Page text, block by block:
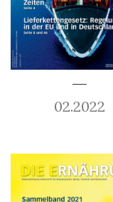
02.2022